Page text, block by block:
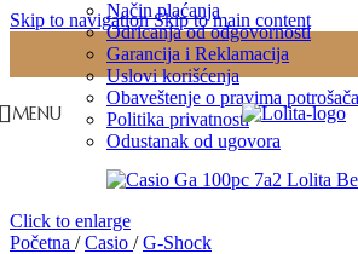
Skip to navigationSkip to main content
Način plaćanja
Odricanja od odgovornosti
Garancija i Reklamacija
Uslovi korišćenja
Obaveštenje o pravima potrošača
Politika privatnosti
Odustanak od ugovora
MENU
Click to enlarge
Početna / Casio / G-Shock